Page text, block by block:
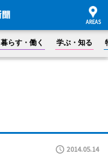
暮らす・働く 学ぶ・知る
2014.05.14